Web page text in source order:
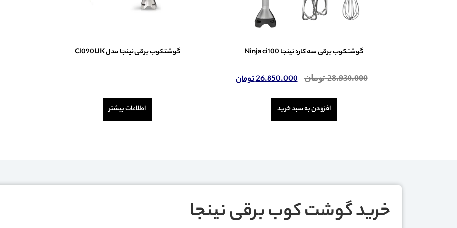
گوشتکوب برقی سه کاره نینجا Ninja ci100
0
از
28.930.000 تومان 26.850.000تومان
افزودن به سبد خرید
گوشتکوب برقی نینجا مدل CI090UK
اطلاعات بیشتر
خرید گوشت کوب برقی نینجا